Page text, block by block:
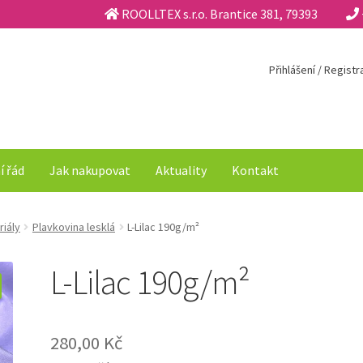
ROOLLTEX s.r.o. Brantice 381, 79393
Přihlášení /
řád Jak nakupovat Aktuality Kontakt
Plavkovina lesklá L-Lilac 190g/m²
L-Lilac 190g/m²
280,00 Kč